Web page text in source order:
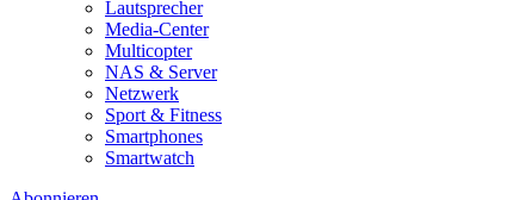
Lautsprecher
Media-Center
Multicopter
NAS & Server
Netzwerk
Sport & Fitness
Smartphones
Smartwatch